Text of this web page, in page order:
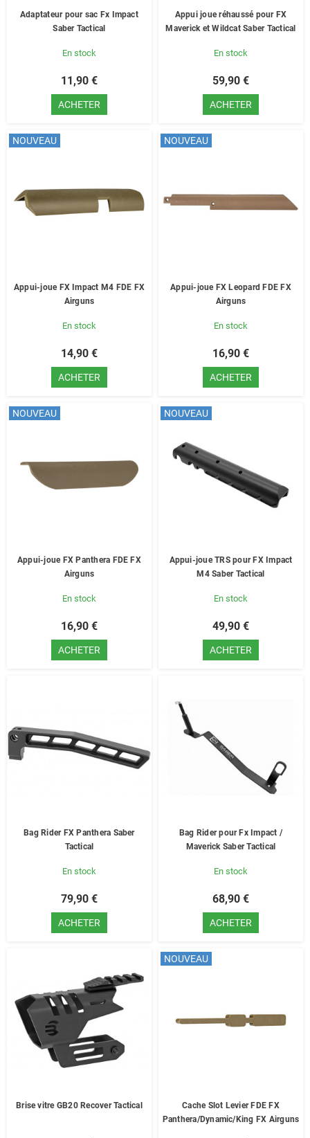
Adaptateur pour sac Fx Impact
Saber Tactical
En stock
11,90 €
ACHETER
Appui joue réhaussé pour FX
Maverick et Wildcat Saber Tactical
En stock
59,90 €
ACHETER
NOUVEAU
Appui-joue FX Impact M4 FDE FX
Airguns
En stock
14,90 €
ACHETER
NOUVEAU
Appui-joue FX Leopard FDE FX
Airguns
En stock
16,90 €
ACHETER
NOUVEAU
Appui-joue FX Panthera FDE FX
Airguns
En stock
16,90 €
ACHETER
NOUVEAU
Appui-joue TRS pour FX Impact
M4 Saber Tactical
En stock
49,90 €
ACHETER
Bag Rider FX Panthera Saber
Tactical
En stock
79,90 €
ACHETER
Bag Rider pour Fx Impact /
Maverick Saber Tactical
En stock
68,90 €
ACHETER
Brise vitre GB20 Recover Tactical
NOUVEAU
Cache Slot Levier FDE FX
Panthera/Dynamic/King FX Airguns